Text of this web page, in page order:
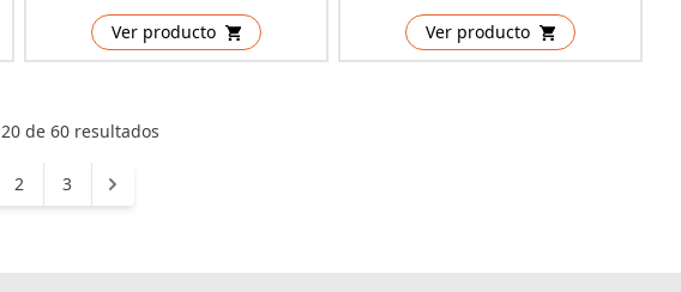
Ver producto Ver producto
20 de 60 resultados
2 3